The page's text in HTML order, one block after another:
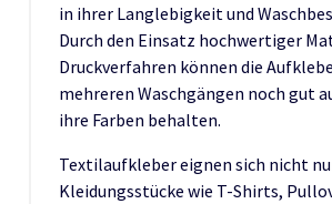
in ihrer Langlebigkeit und
Durch den Einsatz hochwertiger
Druckverfahren können die
mehreren Waschgängen noch gut
ihre Farben behalten.
Textilaufkleber eignen sich nicht
Kleidungsstücke wie T-Shirts,